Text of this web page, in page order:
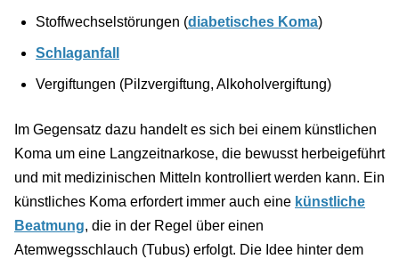
Stoffwechselstörungen (diabetisches Koma)
Schlaganfall
Vergiftungen (Pilzvergiftung, Alkoholvergiftung)
Im Gegensatz dazu handelt es sich bei einem künstlichen
Koma um eine Langzeitnarkose, die bewusst herbeigeführt
und mit medizinischen Mitteln kontrolliert werden kann. Ein
künstliches Koma erfordert immer auch eine künstliche
Beatmung, die in der Regel über einen
Atemwegsschlauch (Tubus) erfolgt. Die Idee hinter dem